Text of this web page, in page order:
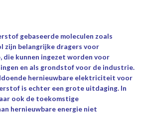
gebaseerde moleculen zoals
zijn belangrijke dragers voor
die kunnen ingezet worden voor
en als grondstof voor de industrie.
hernieuwbare elektriciteit voor
is echter een grote uitdaging. In
ook de toekomstige
hernieuwbare energie niet